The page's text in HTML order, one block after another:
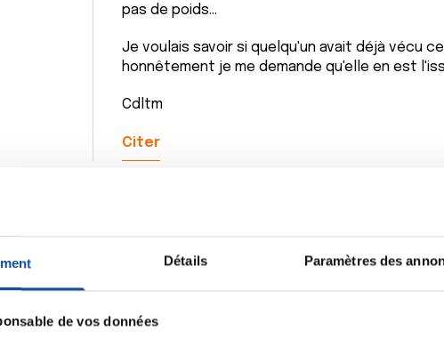
Détails Paramètres des
de vos données
pas de poids...
Je voulais savoir si quelqu'un avait déjà vécu
honnêtement je me demande qu'elle en est
Cdltm
Citer